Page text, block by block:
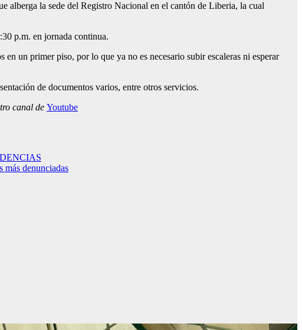
alberga la sede del Registro Nacional en el cantón de Liberia, la cual
p.m. en jornada continua.
un primer piso, por lo que ya no es necesario subir escaleras ni esperar
de documentos varios, entre otros servicios.
canal de Youtube
denunciadas